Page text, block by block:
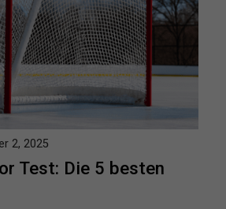
Test: Die 5 besten
2, 2025